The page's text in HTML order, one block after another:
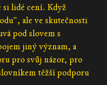
lidé cení. Když
ale ve skutečnosti
pod slovem s
jiný význam, a
pro svůj názor, pro
těžší podporu